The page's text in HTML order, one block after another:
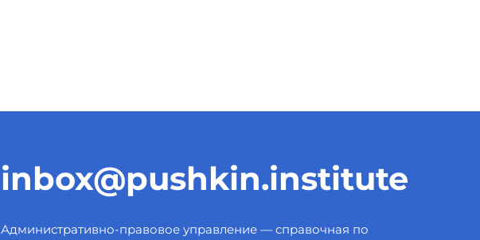
inbox@pushkin.institute
Административно-правовое управление — справочная по